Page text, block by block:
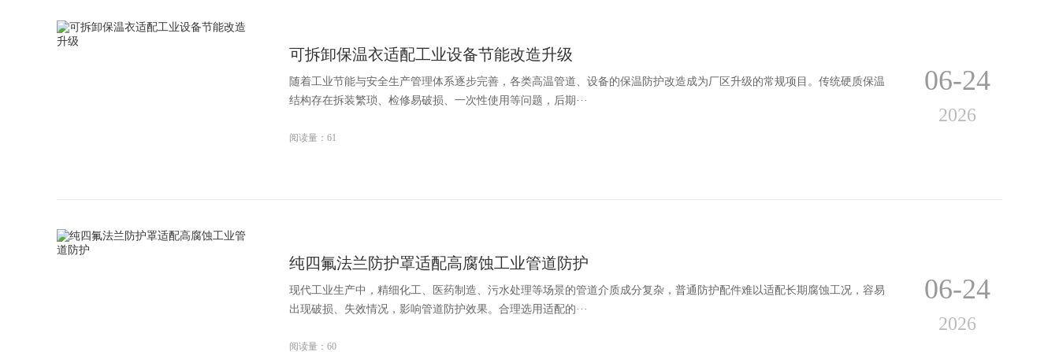
可拆卸保温衣适配工业设备节能改造升级
随着工业节能与安全生产管理体系逐步完善，各类高温管道、设备的保温防护改造成为厂区升级的常规项目。传统硬质保温
结构存在拆装繁琐、检修易破损、一次性使用等问题，后期···
阅读量：61
06-24
2026
纯四氟法兰防护罩适配高腐蚀工业管道防护
现代工业生产中，精细化工、医药制造、污水处理等场景的管道介质成分复杂，普通防护配件难以适配长期腐蚀工况，容易
出现破损、失效情况，影响管道防护效果。合理选用适配的···
阅读量：60
06-24
2026